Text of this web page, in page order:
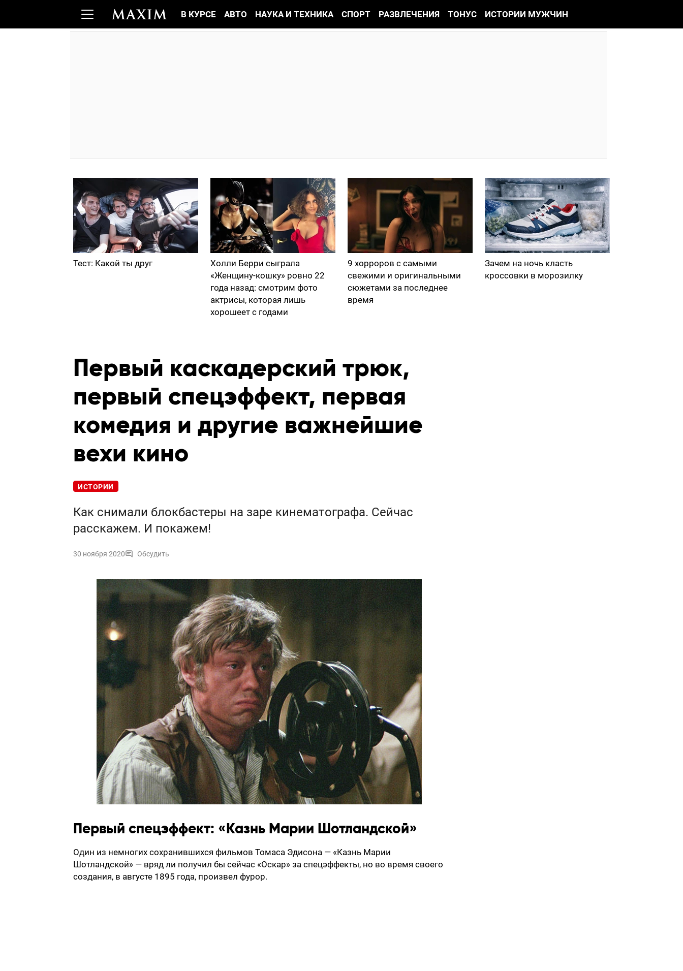
В КУРСЕ АВТО НАУКА И ТЕХНИКА СПОРТ РАЗВЛЕЧЕНИЯ ТОНУС ИСТОРИИ МУЖЧИН
Тест: Какой ты друг
Холли Берри сыграла
«Женщину-кошку» ровно 22
года назад: смотрим фото
актрисы, которая лишь
хорошеет с годами
9 хорроров с самыми
свежими и оригинальными
сюжетами за последнее
время
Зачем на ночь класть
кроссовки в морозилку
Первый каскадерский трюк,
первый спецэффект, первая
комедия и другие важнейшие
вехи кино
ИСТОРИИ
Как снимали блокбастеры на заре кинематографа. Сейчас
расскажем. И покажем!
30 ноября 2020 Обсудить
Первый спецэффект: «Казнь Марии Шотландской»
Один из немногих сохранившихся фильмов Томаса Эдисона — «Казнь Марии
Шотландской» — вряд ли получил бы сейчас «Оскар» за спецэффекты, но во время своего
создания, в августе 1895 года, произвел фурор.